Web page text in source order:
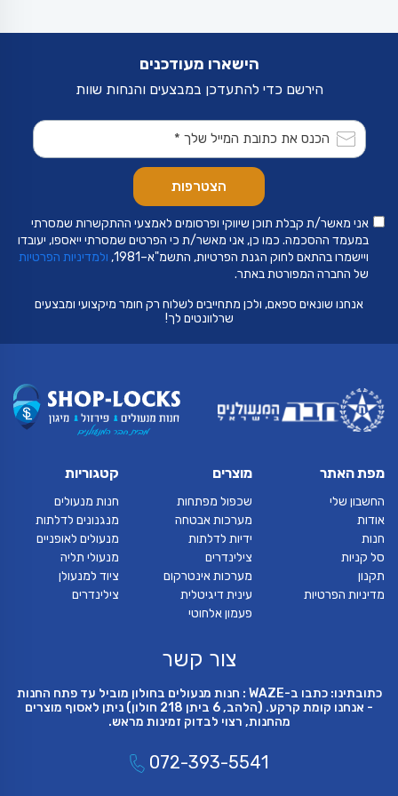
הישארו מעודכנים
הירשם כדי להתעדכן במבצעים והנחות שוות
אני מאשר/ת קבלת תוכן שיווקי ופרסומים לאמצעי ההתקשרות שמסרתי
במעמד ההסכמה. כמו כן, אני מאשר/ת כי הפרטים שמסרתי ייאספו, יעובדו
ויישמרו בהתאם לחוק הגנת הפרטיות, התשמ"א–1981,
ולמדיניות הפרטיות
של החברה המפורטת באתר.
אנחנו שונאים ספאם, ולכן מתחייבים לשלוח רק חומר מיקצועי ומבצעים
שרלוונטים לך!
מפת האתר
החשבון שלי
אודות
חנות
סל קניות
תקנון
מדיניות הפרטיות
מוצרים
שכפול מפתחות
מערכות אבטחה
ידיות לדלתות
צילינדרים
מערכות אינטרקום
עינית דיגיטלית
פעמון אלחוטי
קטגוריות
חנות מנעולים
מנגנונים לדלתות
מנעולים לאופניים
מנעולי תליה
ציוד למנעולן
צילינדרים
צור קשר
כתובתינו: כתבו ב-WAZE : חנות מנעולים בחולון מוביל עד פתח החנות
- אנחנו קומת קרקע. (הלהב, 6 ביתן 218 חולון) ניתן לאסוף מוצרים
מהחנות, רצוי לבדוק זמינות מראש.
072-393-5541